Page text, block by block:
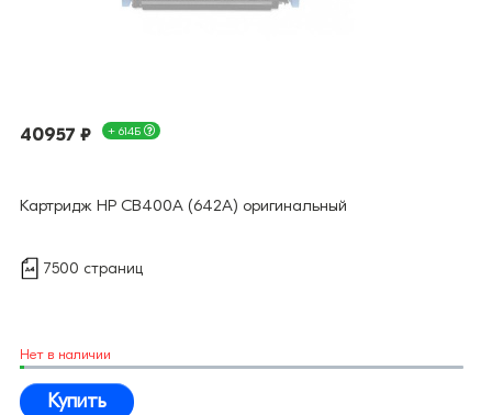
40957 ₽ + 614Б
Картридж HP CB400A (642A) оригинальный
7500 страниц
Нет в наличии
Купить